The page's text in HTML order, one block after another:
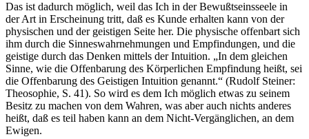
Das ist dadurch möglich, weil das Ich in der Bewußtseinsseele in
der Art in Erscheinung tritt, daß es Kunde erhalten kann von der
physischen und der geistigen Seite her. Die physische offenbart sich
ihm durch die Sinneswahrnehmungen und Empfindungen, und die
geistige durch das Denken mittels der Intuition. „In dem gleichen
Sinne, wie die Offenbarung des Körperlichen Empfindung heißt, sei
die Offenbarung des Geistigen Intuition genannt.“ (Rudolf Steiner:
Theosophie, S. 41). So wird es dem Ich möglich etwas zu seinem
Besitz zu machen von dem Wahren, was aber auch nichts anderes
heißt, daß es teil haben kann an dem Nicht-Vergänglichen, an dem
Ewigen.